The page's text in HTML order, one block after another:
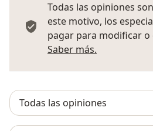
Todas las opiniones
este motivo, los
pagar para modificar
Saber más.